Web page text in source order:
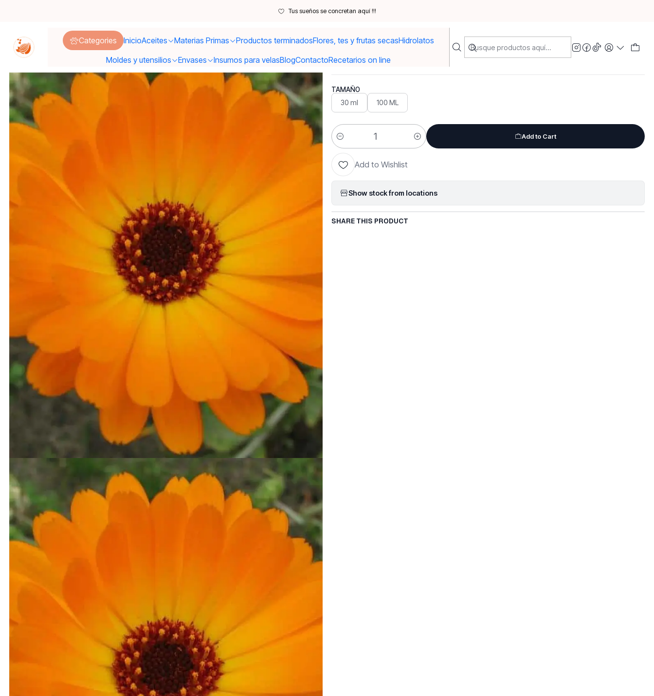
Categories InicioAceites Materias Primas Productos terminadosFlores, tes y frutas secasHidrolatos
Moldes y utensilios
Envases Insumos para velasBlogContactoRecetarios on line
Tus sueños se concretan aquí !!!
Hidrolatos y extractos Extracto caléndula
|
Extracto caléndula
TAMAÑO
30 ml 100 ML
Quantity
Add to Cart
Add to Wishlist
Show stock from locations
SHARE THIS PRODUCT